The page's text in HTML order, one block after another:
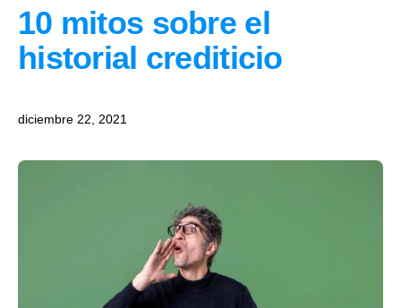
10 mitos sobre el
historial crediticio
diciembre 22, 2021